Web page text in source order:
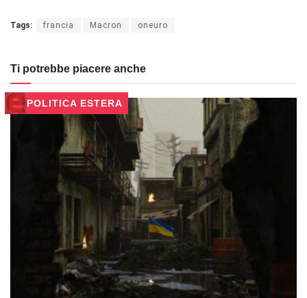
Tags: francia Macron oneuro
Ti potrebbe piacere anche
POLITICA ESTERA